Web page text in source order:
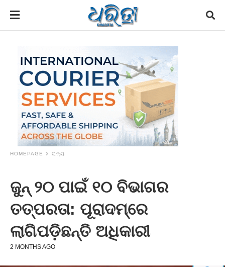
HOMEPAGE ରାଜ୍ୟ
ଜୁନ୍‌ ୨୦ ପାଇଁ ୧୦ ବିଭାଗର
ତତ୍ପରତା: ପୂରାଦମ୍‌ରେ
ଲାଗିପଡ଼ିଛନ୍ତି ଅଧିକାରୀ
2 MONTHS AGO